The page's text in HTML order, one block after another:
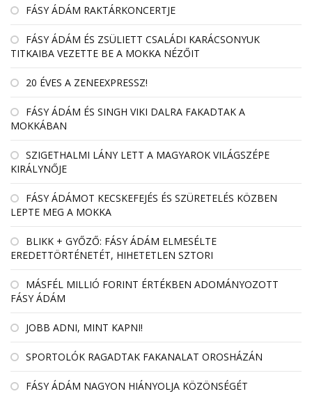
FÁSY ÁDÁM RAKTÁRKONCERTJE
FÁSY ÁDÁM ÉS ZSÜLIETT CSALÁDI KARÁCSONYUK
TITKAIBA VEZETTE BE A MOKKA NÉZŐIT
20 ÉVES A ZENEEXPRESSZ!
FÁSY ÁDÁM ÉS SINGH VIKI DALRA FAKADTAK A
MOKKÁBAN
SZIGETHALMI LÁNY LETT A MAGYAROK VILÁGSZÉPE
KIRÁLYNŐJE
FÁSY ÁDÁMOT KECSKEFEJÉS ÉS SZÜRETELÉS KÖZBEN
LEPTE MEG A MOKKA
BLIKK + GYŐZŐ: FÁSY ÁDÁM ELMESÉLTE
EREDETTÖRTÉNETÉT, HIHETETLEN SZTORI
MÁSFÉL MILLIÓ FORINT ÉRTÉKBEN ADOMÁNYOZOTT
FÁSY ÁDÁM
JOBB ADNI, MINT KAPNI!
SPORTOLÓK RAGADTAK FAKANALAT OROSHÁZÁN
FÁSY ÁDÁM NAGYON HIÁNYOLJA KÖZÖNSÉGÉT